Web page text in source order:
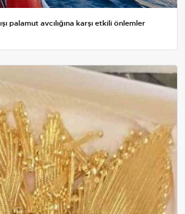
palamut avcılığına karşı etkili önlemler